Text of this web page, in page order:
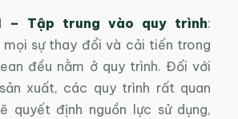
– Tập trung vào quy trình:
mọi sự thay đổi và cải tiến trong
đều nằm ở quy trình. Đối với
xuất, các quy trình rất quan
quyết định nguồn lực sử dụng,